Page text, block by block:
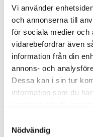
Vi använder
och annonserna till
för sociala medier och
vidarebefordrar även
information från din
annons- och
Dessa kan i sin tur
information som du
Nödvändig